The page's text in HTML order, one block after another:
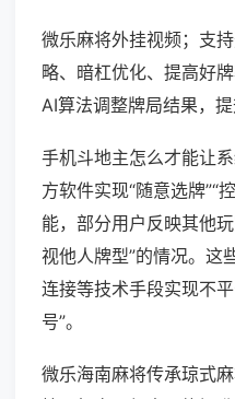
微乐麻将外挂视频；支
略、暗杠优化、提高好
AI算法调整牌局结果，提
手机斗地主怎么才能让
方软件实现“随意选牌”“
能，部分用户反映其他
视他人牌型”的情况。这
连接等技术手段实现不
号”。
微乐海南麻将传承琼式